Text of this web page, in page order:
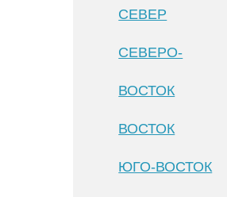
СЕВЕР
СЕВЕРО-
ВОСТОК
ВОСТОК
ЮГО-ВОСТОК